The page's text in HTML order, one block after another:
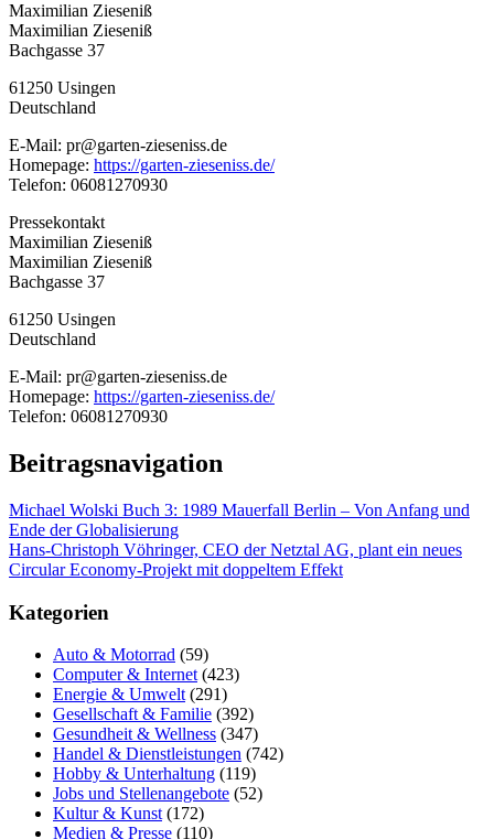
Maximilian Zieseniß
Maximilian Zieseniß
Bachgasse 37
61250 Usingen
Deutschland
E-Mail: pr@garten-zieseniss.de
Homepage: https://garten-zieseniss.de/
Telefon: 06081270930
Pressekontakt
Maximilian Zieseniß
Maximilian Zieseniß
Bachgasse 37
61250 Usingen
Deutschland
E-Mail: pr@garten-zieseniss.de
Homepage: https://garten-zieseniss.de/
Telefon: 06081270930
Beitragsnavigation
Michael Wolski Buch 3: 1989 Mauerfall Berlin – Von Anfang und
Ende der Globalisierung
Hans-Christoph Vöhringer, CEO der Netztal AG, plant ein neues
Circular Economy-Projekt mit doppeltem Effekt
Kategorien
Auto & Motorrad (59)
Computer & Internet (423)
Energie & Umwelt (291)
Gesellschaft & Familie (392)
Gesundheit & Wellness (347)
Handel & Dienstleistungen (742)
Hobby & Unterhaltung (119)
Jobs und Stellenangebote (52)
Kultur & Kunst (172)
Medien & Presse (110)